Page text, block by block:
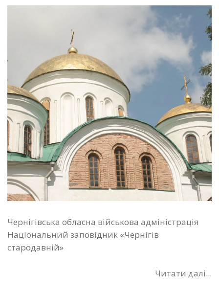
Чернігівська обласна військова адміністрація
Національний заповідник «Чернігів
стародавній»
Читати далі...